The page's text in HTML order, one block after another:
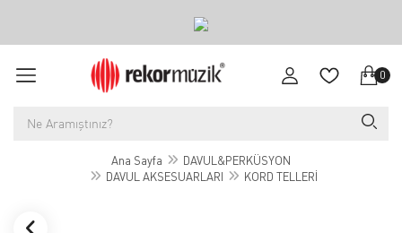
0
Ana Sayfa
DAVUL&PERKÜSYON
DAVUL AKSESUARLARI
KORD TELLERİ